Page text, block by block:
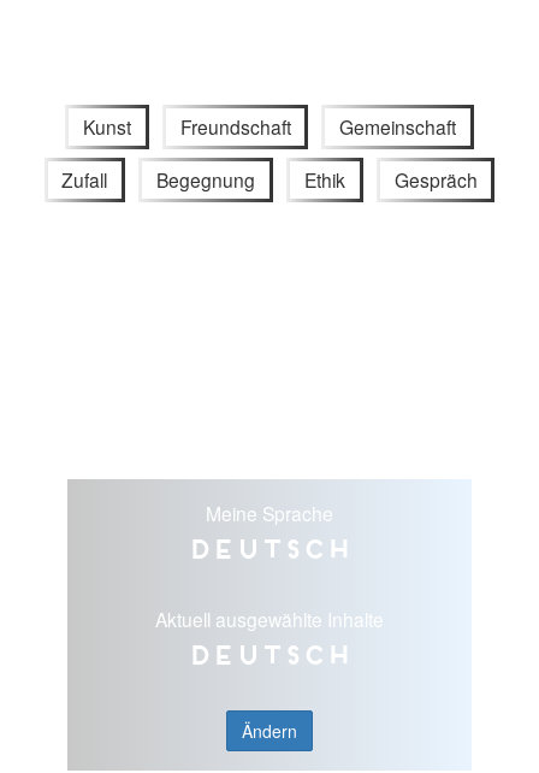
Kunst Freundschaft Gemeinschaft
Zufall Begegnung Ethik Gespräch
Meine Sprache
Deutsch
Aktuell ausgewählte Inhalte
Deutsch
Ändern